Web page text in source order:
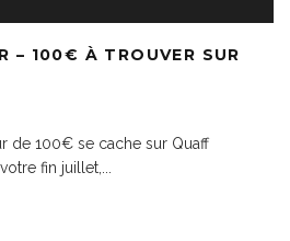
– 100€ À TROUVER SUR
de 100€ se cache sur Quaff
fin juillet,